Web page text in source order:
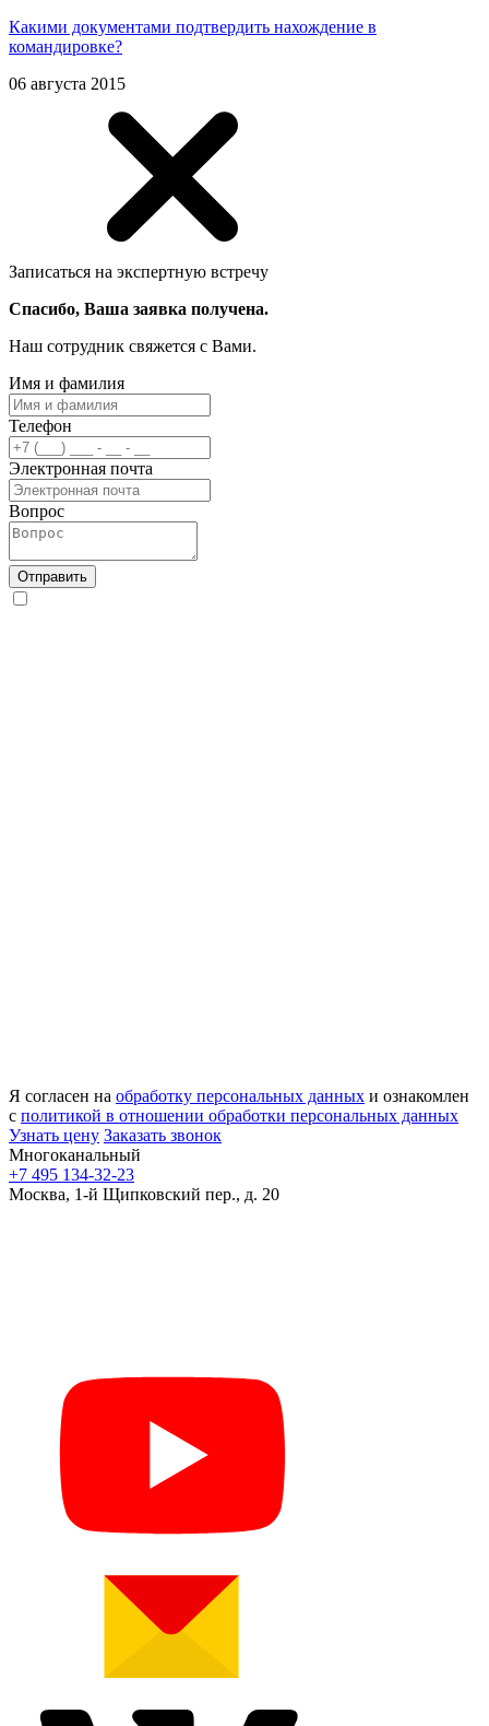
Какими документами подтвердить нахождение в
командировке?
06 августа 2015
Записаться на экспертную встречу
Спасибо, Ваша заявка получена.
Наш сотрудник свяжется с Вами.
Имя и фамилия
Телефон
Электронная почта
Вопрос
Отправить
Я согласен на обработку персональных данных и ознакомлен
с политикой в отношении обработки персональных данных
Узнать цену Заказать звонок
Многоканальный
+7 495 134-32-23
Москва, 1-й Щипковский пер., д. 20